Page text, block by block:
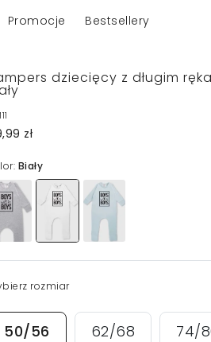
Promocje Bestsellery
dziecięcy z długim
zł
Biały
rozmiar
50/56 62/68 74/